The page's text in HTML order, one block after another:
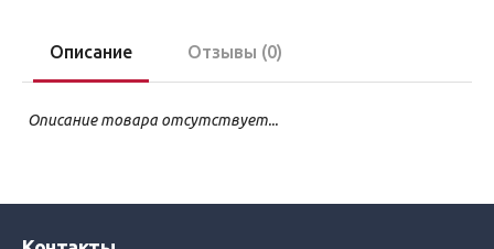
Описание Отзывы (0)
Описание товара отсутствует...